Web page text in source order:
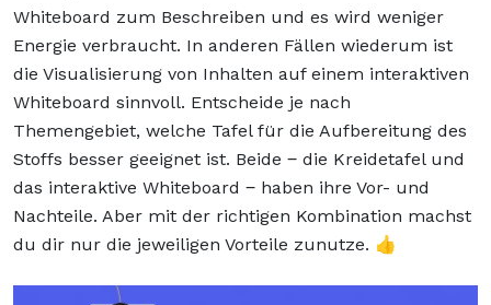
Whiteboard zum Beschreiben und es wird weniger
Energie verbraucht. In anderen Fällen wiederum ist
die Visualisierung von Inhalten auf einem interaktiven
Whiteboard sinnvoll. Entscheide je nach
Themengebiet, welche Tafel für die Aufbereitung des
Stoffs besser geeignet ist. Beide ‒ die Kreidetafel und
das interaktive Whiteboard ‒ haben ihre Vor- und
Nachteile. Aber mit der richtigen Kombination machst
du dir nur die jeweiligen Vorteile zunutze. 👍